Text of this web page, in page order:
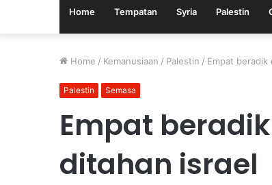
Home Tempatan Syria Palestin
Home / Kemanusiaan / Palestin / Empat beradik
Palestin Semasa
Empat
ditahan israel